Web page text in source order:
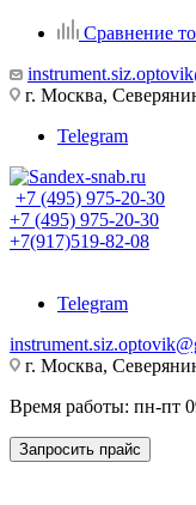
Сравнение
г. Москва,
Telegram
+7 (495) 975-20-30
+7 (495) 975-20-30
+7(917)519-82-08
Telegram
г. Москва,
Время работы: пн-пт
Запросить прайс